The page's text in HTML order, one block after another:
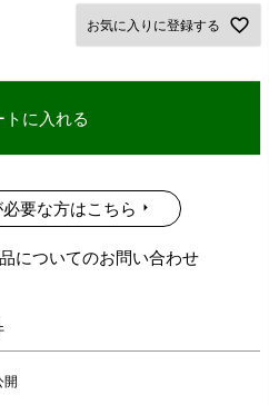
お気に入りに登録する
トに入れる
要な方はこちら
についてのお問い合わせ
開